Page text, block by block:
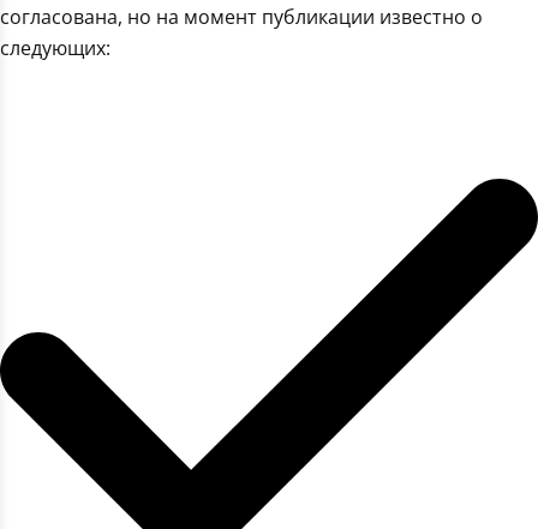
согласована, но на момент публикации известно о
следующих: